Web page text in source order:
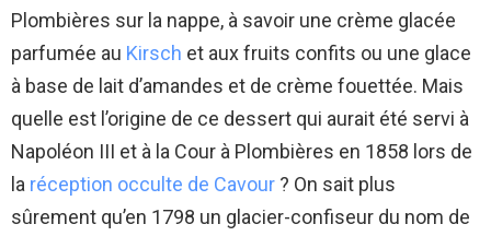
Plombières sur la nappe, à savoir une crème glacée
parfumée au Kirsch et aux fruits confits ou une glace
à base de lait d’amandes et de crème fouettée. Mais
quelle est l’origine de ce dessert qui aurait été servi à
Napoléon III et à la Cour à Plombières en 1858 lors de
la réception occulte de Cavour ? On sait plus
sûrement qu’en 1798 un glacier-confiseur du nom de